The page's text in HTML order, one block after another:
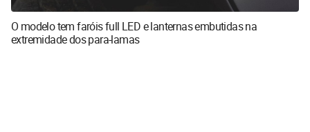
O modelo tem faróis full LED e lanternas embutidas na
extremidade dos para-lamas